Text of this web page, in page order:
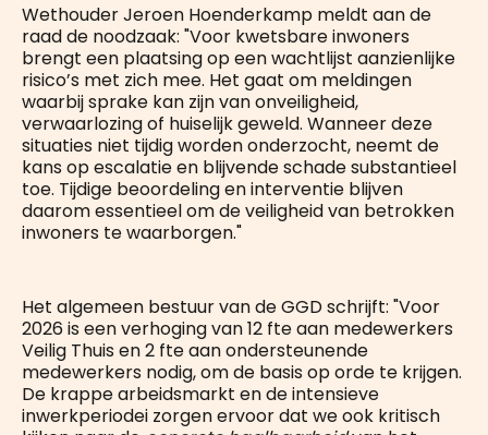
Wethouder Jeroen Hoenderkamp meldt aan de
raad de noodzaak: "Voor kwetsbare inwoners
brengt een plaatsing op een wachtlijst aanzienlijke
risico’s met zich mee. Het gaat om meldingen
waarbij sprake kan zijn van onveiligheid,
verwaarlozing of huiselijk geweld. Wanneer deze
situaties niet tijdig worden onderzocht, neemt de
kans op escalatie en blijvende schade substantieel
toe. Tijdige beoordeling en interventie blijven
daarom essentieel om de veiligheid van betrokken
inwoners te waarborgen."
Het algemeen bestuur van de GGD schrijft: "Voor
2026 is een verhoging van 12 fte aan medewerkers
Veilig Thuis en 2 fte aan ondersteunende
medewerkers nodig, om de basis op orde te krijgen.
De krappe arbeidsmarkt en de intensieve
inwerkperiodei zorgen ervoor dat we ook kritisch